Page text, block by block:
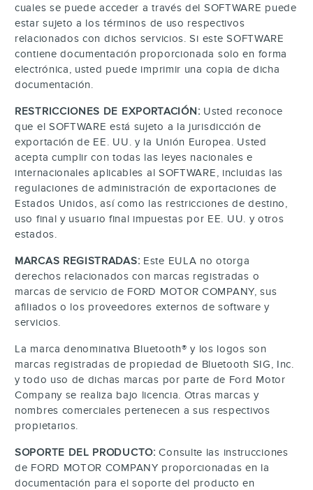
cuales se puede acceder a través del SOFTWARE puede
estar sujeto a los términos de uso respectivos
relacionados con dichos servicios. Si este SOFTWARE
contiene documentación proporcionada solo en forma
electrónica, usted puede imprimir una copia de dicha
documentación.
RESTRICCIONES DE EXPORTACIÓN: Usted reconoce
que el SOFTWARE está sujeto a la jurisdicción de
exportación de EE. UU. y la Unión Europea. Usted
acepta cumplir con todas las leyes nacionales e
internacionales aplicables al SOFTWARE, incluidas las
regulaciones de administración de exportaciones de
Estados Unidos, así como las restricciones de destino,
uso final y usuario final impuestas por EE. UU. y otros
estados.
MARCAS REGISTRADAS: Este EULA no otorga
derechos relacionados con marcas registradas o
marcas de servicio de FORD MOTOR COMPANY, sus
afiliados o los proveedores externos de software y
servicios.
La marca denominativa Bluetooth® y los logos son
marcas registradas de propiedad de Bluetooth SIG, Inc.
y todo uso de dichas marcas por parte de Ford Motor
Company se realiza bajo licencia. Otras marcas y
nombres comerciales pertenecen a sus respectivos
propietarios.
SOPORTE DEL PRODUCTO: Consulte las instrucciones
de FORD MOTOR COMPANY proporcionadas en la
documentación para el soporte del producto en